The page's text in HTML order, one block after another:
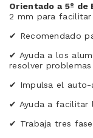
Orientado a 5º de
2 mm para
✔ Recomendado
✔ Ayuda a los
resolver
✔ Impulsa el auto-
✔ Ayuda a facilitar
✔ Trabaja tres